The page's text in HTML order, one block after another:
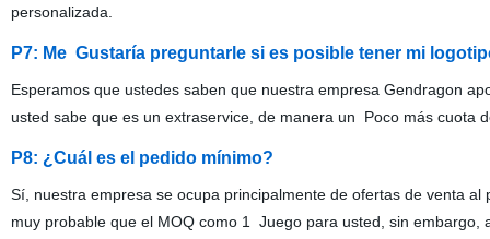
personalizada.
P7: Me Gustaría preguntarle si es posible tener mi
Esperamos que ustedes saben que nuestra empresa Gendragon
usted sabe que es un extraservice, de manera un Poco más cuota
P8: ¿Cuál es el pedido mínimo?
Sí, nuestra empresa se ocupa principalmente de ofertas de venta
muy probable que el MOQ como 1 Juego para usted, sin